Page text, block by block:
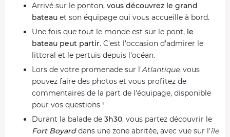
Arrivé sur le ponton, vous découvrez le grand
bateau et son équipage qui vous accueille à bord.
Une fois que tout le monde est sur le pont, le
bateau peut partir. C'est l'occasion d'admirer le
littoral et le pertuis depuis l'océan.
Lors de votre promenade sur l'Atlantique, vous
pouvez faire des photos et vous profitez de
commentaires de la part de l'équipage, disponible
pour vos questions !
Durant la balade de 3h30, vous partez découvrir le
Fort Boyarddans une zone abritée, avec vue sur l'île